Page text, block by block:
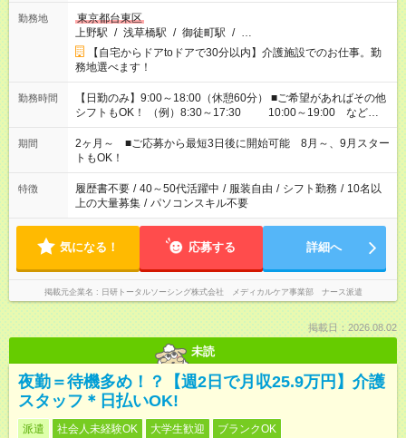
勤務地
東京都台東区
上野駅 / 浅草橋駅 / 御徒町駅 / …
【自宅からドアtoドアで30分以内】介護施設でのお仕事。勤
務地選べます！
勤務時間
【日勤のみ】9:00～18:00（休憩60分） ■ご希望があればその他
シフトもOK！ （例）8:30～17:30 10:00～19:00 など
「家族とお休みを合わせたい」 「できれば残業はしたくない」
など、あなたのご希望に沿ったお仕事をご紹介します！ ※Wワ
ーク希望の方へ 今ご覧のお仕事で希望する勤務時間と、もう1つ
のお仕事の勤務時間。 合計で週40時間を超える場合は応募でき
ません
期間
2ヶ月～ ■ご応募から最短3日後に開始可能 8月～、9月スター
トもOK！
特徴 履歴書不要 / 40～50代活躍中 / 服装自由 / シフト勤務 / 10名以
上の大量募集 / パソコンスキル不要
気になる！ 応募する 詳細へ
掲載元企業名 日研トータルソーシング株式会社 メディカルケア事業部 ナース派遣
掲載日：2026.08.02
未読
夜勤＝待機多め！？【週2日で月収25.9万円】介護
スタッフ＊日払いOK!
派遣 社会人未経験OK 大学生歓迎
ブランクOK